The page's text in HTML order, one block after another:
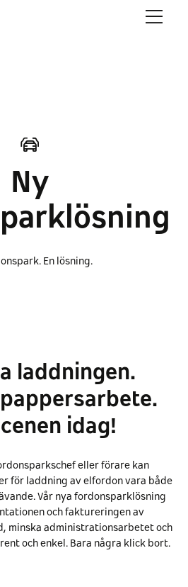
Ny
En lösning.
laddningen.
idag!
eller förare kan
för laddning av elfordon vara både
Vår nya fordonsparklösning
och faktureringen av
minska administrationsarbetet och
och enkel. Bara några klick bort.